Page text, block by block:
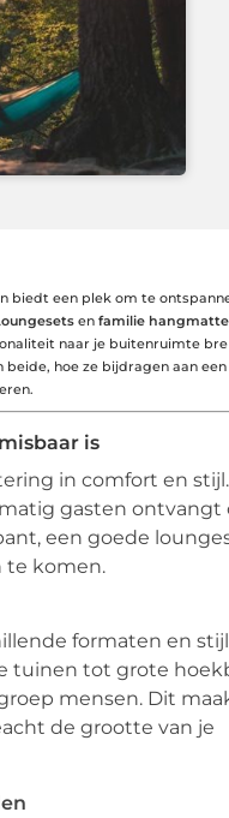
biedt een plek om te
en familie
naar je buitenruimte
hoe ze bijdragen aan
is
in comfort en
gasten ontvangt
een goede
te komen.
formaten en
tuinen tot grote
mensen. Dit
de grootte van je